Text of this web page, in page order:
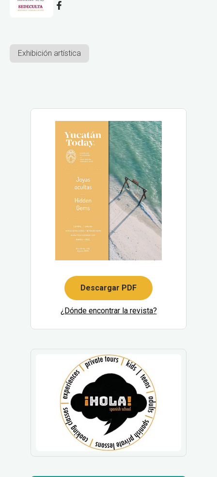
Exhibición artística
Descargar PDF
¿Dónde encontrar la revista?